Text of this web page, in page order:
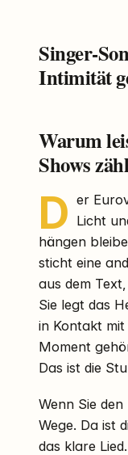
Singer-
Intimität
Warum
Shows
D er
Licht
hängen
sticht eine
aus dem
Sie legt das
in Kontakt
Moment
Das ist die
Wenn Sie
Wege. Da ist
das klare